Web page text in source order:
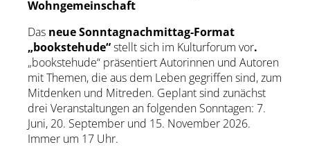
Wohngemeinschaft
Das neue Sonntagnachmittag-Format
„bookstehude“stellt sich im Kulturforum vor.
„bookstehude“ präsentiert Autorinnen und Autoren
mit Themen, die aus dem Leben gegriffen sind, zum
Mitdenken und Mitreden. Geplant sind zunächst
drei Veranstaltungen an folgenden Sonntagen: 7.
Juni, 20. September und 15. November 2026.
Immer um 17 Uhr.